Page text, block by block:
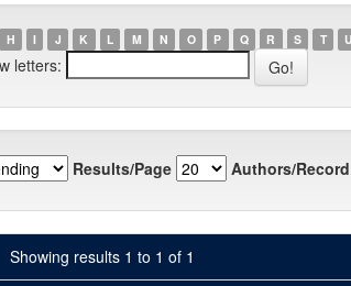
H I J K L M N O P Q R S T U
letters:
Results/Page Authors/
Showing results 1 to 1 of 1